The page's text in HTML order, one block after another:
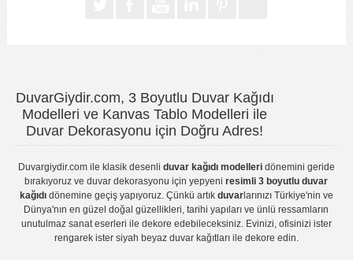
DuvarGiydir.com, 3 Boyutlu Duvar Kağıdı
Modelleri ve Kanvas Tablo Modelleri ile
Duvar Dekorasyonu için Doğru Adres!
Duvargiydir.comile klasik desenli duvar kağıdı modelleridönemini geride
bırakıyoruz veduvar dekorasyonu için yepyeniresimli 3 boyutlu duvar
kağıdıdönemine geçiş yapıyoruz. Çünkü artık duvarlarınızı Türkiye'nin ve
Dünya'nın en güzel doğal güzellikleri, tarihi yapıları ve ünlü ressamların
unutulmaz sanat eserleri ile dekore edebileceksiniz. Evinizi, ofisinizi ister
rengarek ister siyah beyaz duvar kağıtlarıile dekore edin.